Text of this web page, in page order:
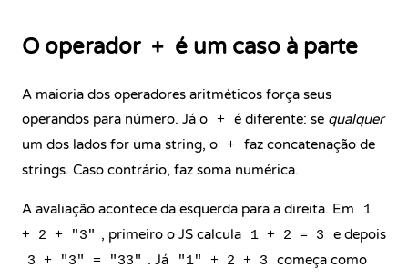
O operador + é um caso à parte
A maioria dos operadores aritméticos força seus
operandos para número. Já o + é diferente: se qualquer
um dos lados for uma string, o + faz concatenação de
strings. Caso contrário, faz soma numérica.
A avaliação acontece da esquerda para a direita. Em
1
+ 2 + "3" , primeiro o JS calcula 1 + 2 = 3 e depois
3 + "3" = "33" . Já "1" + 2 + 3
começa como